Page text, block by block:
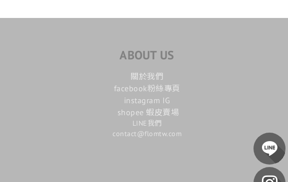
ABOUT US
關於我們
facebook粉絲專頁
instagram IG
shopee 蝦皮賣場
LINE我們
contact@flomtw.com